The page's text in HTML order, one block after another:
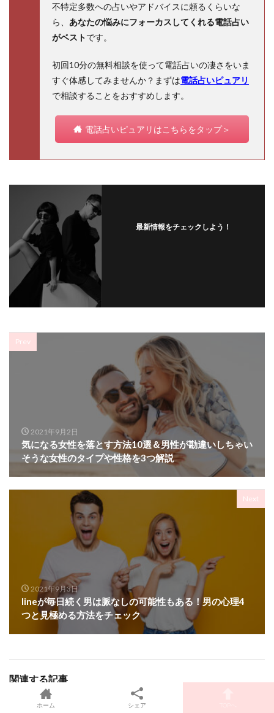
不特定多数への占いやアドバイスに頼るくらいな
ら、 あなたの悩みにフォーカスしてくれる電話占い
がベストです。
初回10分の無料相談を使って電話占いの凄さをいま
すぐ体感してみませんか？まずは電話占いピュアリ
で相談することをおすすめします。
電話占いピュアリはこちらをタップ＞
最新情報をチェックしよう！
Prev
2021年9月2日
気になる女性を落とす方法10選＆男性が勘違いしちゃい
そうな女性のタイプや性格を3つ解説
Next
2021年9月3日
lineが毎日続く男は脈なしの可能性もある！男の心理4
つと見極める方法をチェック
関連する記事
ホーム シェア